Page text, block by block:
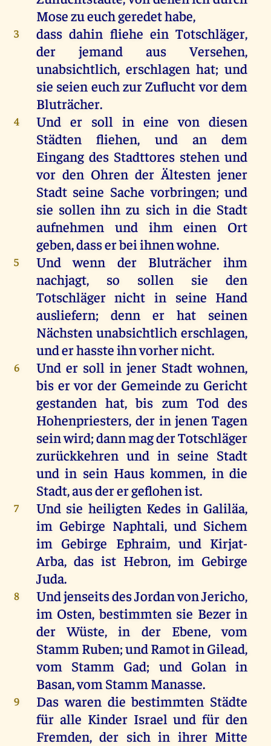
Mosezueuchgeredethabe,
3 dassdahin fliehe ein Totschläger,
der
jemand aus Versehen,
unabsichtlich, erschlagen hat;und
sie seien euchzurZufluchtvordem
Bluträcher.
4 Und er soll in eine von diesen
Städten
fliehen, und an
dem
Eingang desStadttores stehen und
vor den Ohren der Ältesten jener
Stadt seine Sache vorbringen;und
sie sollen ihn zu sich in die Stadt
aufnehmen
und ihm einen
Ort
geben, dasserbeiihnenwohne.
5 Und wenn der Bluträcher
ihm
nachjagt, so sollen sie
den
Totschläger nicht in seine Hand
ausliefern; denn er hat
seinen
Nächstenunabsichtlicherschlagen,
underhassteihnvorhernicht.
6 Und er soll in jener Stadt wohnen,
bis er vor der Gemeinde zu Gericht
gestanden hat,bis zum Tod des
Hohenpriesters, der in jenen Tagen
seinwird;dannmagderTotschläger
zurückkehren und in seine Stadt
und in sein Haus kommen, in die
Stadt,ausderergeflohenist.
7 Und sie heiligten Kedes in Galiläa,
im Gebirge Naphtali, und Sichem
im Gebirge Ephraim, undKirjat-
Arba, das ist Hebron,im Gebirge
Juda.
8 UndjenseitsdesJordanvonJericho,
im Osten,bestimmten sie Bezer in
der
Wüste,in der Ebene,vom
Stamm Ruben;undRamotinGilead,
vom Stamm Gad; und Golan in
Basan,vom Stamm Manasse.
9 Das waren die bestimmten Städte
für alle Kinder Israel und für den
Fremden,der sich in ihrer Mitte